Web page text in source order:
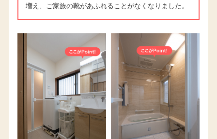
増え、ご家族の靴があふれることがなくなりました。